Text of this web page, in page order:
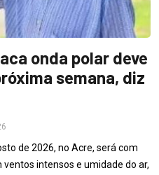
onda polar deve
semana, diz
de 2026, no Acre, será com
intensos e umidade do ar,